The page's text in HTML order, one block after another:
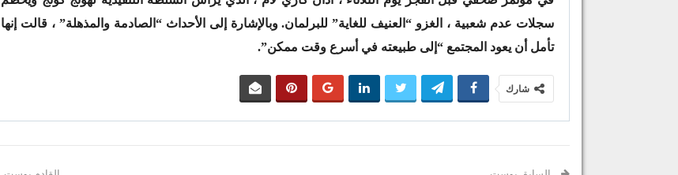
سجلات عدم شعبية ، الغزو “العنيف للغاية” للبرلمان. وبالإشارة إلى الأحداث “الصادمة والمذهلة” ، قالت إنها
تأمل أن يعود المجتمع “إلى طبيعته في أسرع وقت ممكن”.
شارك